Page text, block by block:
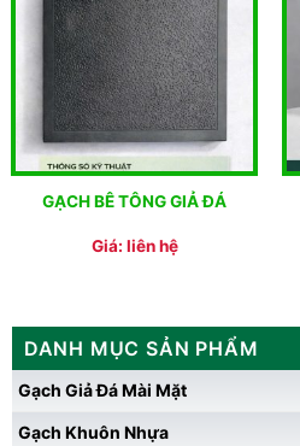
DANH MỤC SẢN PHẨM
Gạch Giả Đá Mài Mặt
Gạch Khuôn Nhựa
GẠCH BÊ TÔNG GIẢ ĐÁ
Giá: liên hệ